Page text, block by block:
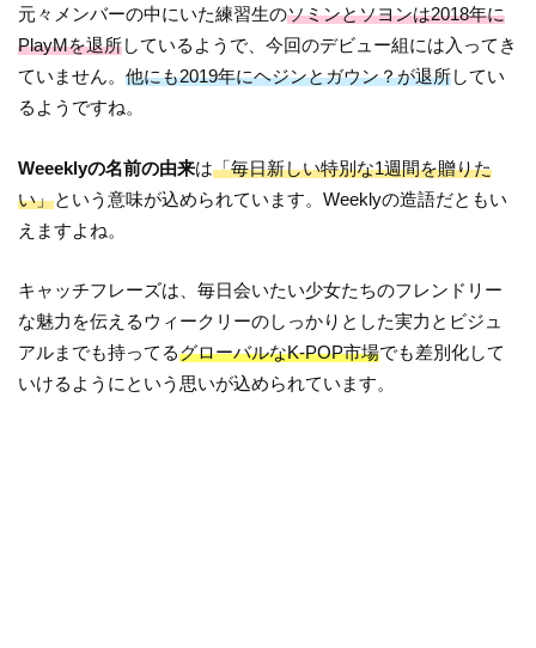
元々メンバーの中にいた練習生のソミンとソヨンは2018年に
PlayMを退所しているようで、今回のデビュー組には入ってき
ていません。他にも2019年にヘジンとガウン？が退所してい
るようですね。
Weeeklyの名前の由来は「毎日新しい特別な1週間を贈りた
い」という意味が込められています。Weeklyの造語だともい
えますよね。
キャッチフレーズは、毎日会いたい少女たちのフレンドリー
な魅力を伝えるウィークリーのしっかりとした実力とビジュ
アルまでも持ってるグローバルなK-POP市場でも差別化して
いけるようにという思いが込められています。